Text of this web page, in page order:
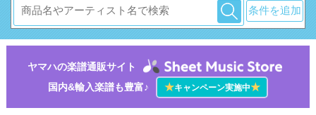
条件を追加
ヤマハの楽譜通販サイト
国内&輸入楽譜も豊富♪
★キャンペーン実施中★